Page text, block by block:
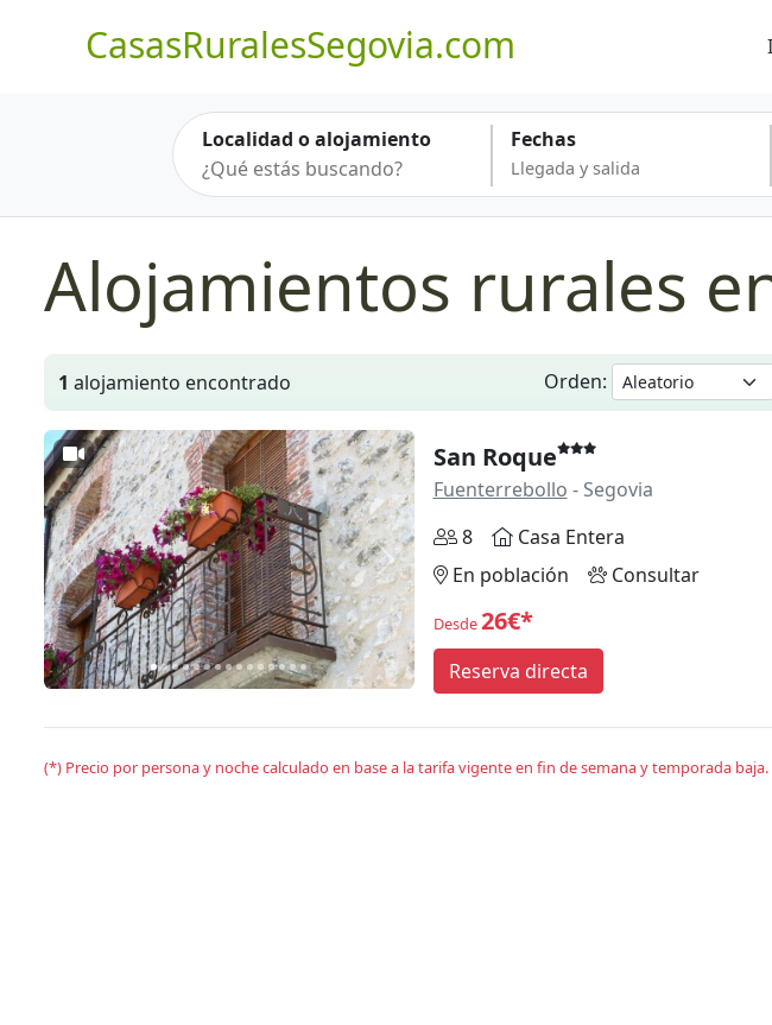
CasasRuralesSegovia.com
Localidad o alojamiento Fechas
Alojamientos rurales
1 alojamiento encontrado Orden:
Anterior Siguiente
San Roque
Fuenterrebollo - Segovia
8
Casa Entera
En población
Consultar
Desde26€*
Reserva directa
(*) Precio por persona y noche calculado en base a la tarifa vigente en fin de semana y temporada baja.